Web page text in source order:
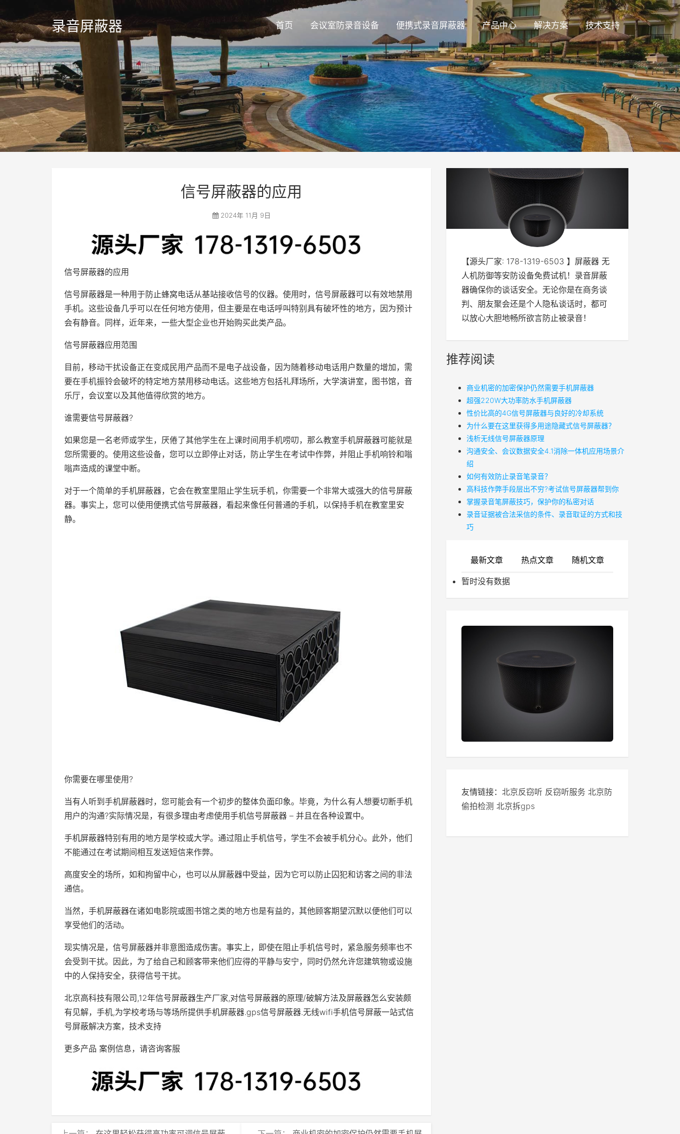
录音屏蔽器 首页 会议室防录音设备 便携式录音屏蔽器 产品中心 解决方案 技术支持
信号屏蔽器的应用
2024年 11月 9日
信号屏蔽器的应用
信号屏蔽器是一种用于防止蜂窝电话从基站接收信号的仪器。使用时，信号屏蔽器可以有效地禁用
手机。这些设备几乎可以在任何地方使用，但主要是在电话呼叫特别具有破坏性的地方，因为预计
会有静音。同样，近年来，一些大型企业也开始购买此类产品。
信号屏蔽器应用范围
目前，移动干扰设备正在变成民用产品而不是电子战设备，因为随着移动电话用户数量的增加，需
要在手机振铃会破坏的特定地方禁用移动电话。这些地方包括礼拜场所，大学演讲室，图书馆，音
乐厅，会议室以及其他值得欣赏的地方。
谁需要信号屏蔽器?
如果您是一名老师或学生，厌倦了其他学生在上课时间用手机唠叨，那么教室手机屏蔽器可能就是
您所需要的。使用这些设备，您可以立即停止对话，防止学生在考试中作弊，并阻止手机响铃和嗡
嗡声造成的课堂中断。
对于一个简单的手机屏蔽器，它会在教室里阻止学生玩手机，你需要一个非常大或强大的信号屏蔽
器。事实上，您可以使用便携式信号屏蔽器，看起来像任何普通的手机，以保持手机在教室里安
静。
你需要在哪里使用?
当有人听到手机屏蔽器时，您可能会有一个初步的整体负面印象。毕竟，为什么有人想要切断手机
用户的沟通?实际情况是，有很多理由考虑使用手机信号屏蔽器 – 并且在各种设置中。
手机屏蔽器特别有用的地方是学校或大学。通过阻止手机信号，学生不会被手机分心。此外，他们
不能通过在考试期间相互发送短信来作弊。
高度安全的场所，如和拘留中心，也可以从屏蔽器中受益，因为它可以防止囚犯和访客之间的非法
通信。
当然，手机屏蔽器在诸如电影院或图书馆之类的地方也是有益的，其他顾客期望沉默以便他们可以
享受他们的活动。
现实情况是，信号屏蔽器并非意图造成伤害。事实上，即使在阻止手机信号时，紧急服务频率也不
会受到干扰。因此，为了给自己和顾客带来他们应得的平静与安宁，同时仍然允许您建筑物或设施
中的人保持安全，获得信号干扰。
北京高科技有限公司,12年信号屏蔽器生产厂家,对信号屏蔽器的原理/破解方法及屏蔽器怎么安装颇
有见解，手机,为学校考场与等场所提供手机屏蔽器.gps信号屏蔽器.无线wifi手机信号屏蔽一站式信
号屏蔽解决方案，技术支持
更多产品 案例信息，请咨询客服
【源头厂家: 178-1319-6503 】屏蔽器 无
人机防御等安防设备免费试机！录音屏蔽
器确保你的谈话安全。无论你是在商务谈
判、朋友聚会还是个人隐私谈话时，都可
以放心大胆地畅所欲言防止被录音！
推荐阅读
商业机密的加密保护仍然需要手机屏蔽器
超强220W大功率防水手机屏蔽器
性价比高的4G信号屏蔽器与良好的冷却系统
为什么要在这里获得多用途隐藏式信号屏蔽器？
浅析无线信号屏蔽器原理
沟通安全、会议数据安全4.1消除一体机应用场景介
绍
如何有效防止录音笔录音？
高科技作弊手段层出不穷?考试信号屏蔽器帮到你
掌握录音笔屏蔽技巧，保护你的私密对话
录音证据被合法采信的条件、录音取证的方式和技
巧
最新文章 热点文章 随机文章
暂时没有数据
友情链接： 北京反窃听 反窃听服务 北京防
偷拍检测 北京拆gps